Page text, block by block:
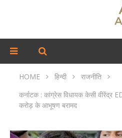
HOME हिन्दी
राजनीति
कर्नाटक : कांग्रेस विधायक केसी वीरेंद्र
करोड़ के आभूषण बरामद